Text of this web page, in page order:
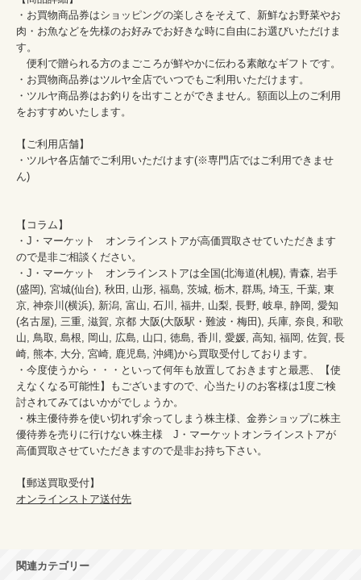
・お買物商品券はショッピングの楽しさをそえて、新鮮なお野菜やお
肉・お魚などを先様のお好みでお好きな時に自由にお選びいただけま
す。
便利で贈られる方のまごころが鮮やかに伝わる素敵なギフトです。
・お買物商品券はツルヤ全店でいつでもご利用いただけます。
・ツルヤ商品券はお釣りを出すことができません。額面以上のご利用
をおすすめいたします。
【ご利用店舗】
・ツルヤ各店舗でご利用いただけます(※専門店ではご利用できませ
ん)
【コラム】
・J・マーケット　オンラインストアが高価買取させていただきます
ので是非ご相談ください。
・J・マーケット　オンラインストアは全国(北海道(札幌), 青森, 岩手
(盛岡), 宮城(仙台), 秋田, 山形, 福島, 茨城, 栃木, 群馬, 埼玉, 千葉, 東
京, 神奈川(横浜), 新潟, 富山, 石川, 福井, 山梨, 長野, 岐阜, 静岡, 愛知
(名古屋), 三重, 滋賀, 京都 大阪(大阪駅・難波・梅田), 兵庫, 奈良, 和歌
山, 鳥取, 島根, 岡山, 広島, 山口, 徳島, 香川, 愛媛, 高知, 福岡, 佐賀, 長
崎, 熊本, 大分, 宮崎, 鹿児島, 沖縄)から買取受付しております。
・今度使うから・・・といって何年も放置しておきますと最悪、【使
えなくなる可能性】もございますので、心当たりのお客様は1度ご検
討されてみてはいかがでしょうか。
・株主優待券を使い切れず余ってしまう株主様、金券ショップに株主
優待券を売りに行けない株主様　J・マーケットオンラインストアが
高価買取させていただきますので是非お持ち下さい。
オンラインストア送付先
関連カテゴリー